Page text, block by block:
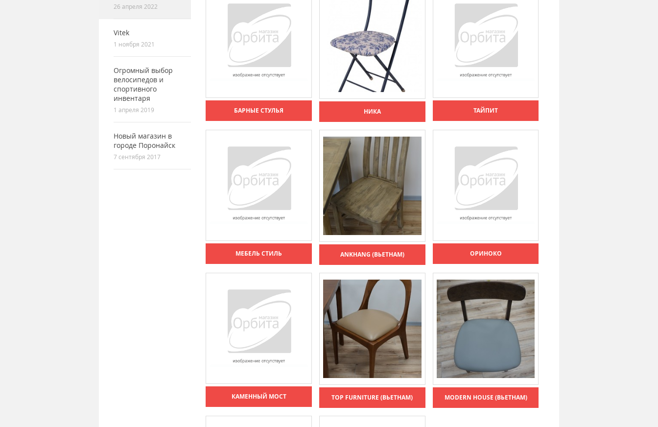
26 апреля 2022
Vitek
1 ноября 2021
Огромный выбор
велосипедов и
спортивного
инвентаря
1 апреля 2019
Новый магазин в
городе Поронайск
7 сентября 2017
БАРНЫЕ СТУЛЬЯ НИКА ТАЙПИТ
МЕБЕЛЬ СТИЛЬ ANKHANG (ВЬЕТНАМ) ОРИНОКО
КАМЕННЫЙ МОСТ TOP FURNITURE (ВЬЕТНАМ) MODERN HOUSE (ВЬЕТНАМ)